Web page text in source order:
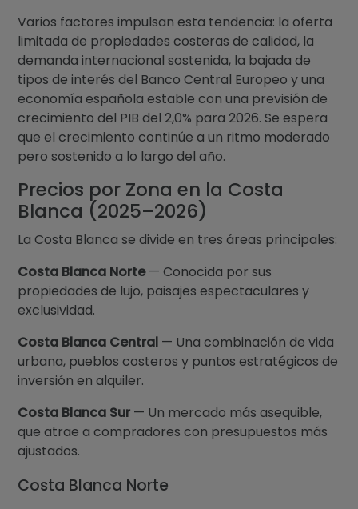
Varios factores impulsan esta tendencia: la oferta
limitada de propiedades costeras de calidad, la
demanda internacional sostenida, la bajada de
tipos de interés del Banco Central Europeo y una
economía española estable con una previsión de
crecimiento del PIB del 2,0% para 2026. Se espera
que el crecimiento continúe a un ritmo moderado
pero sostenido a lo largo del año.
Precios por Zona en la Costa
Blanca (2025–2026)
La Costa Blanca se divide en tres áreas principales:
Costa Blanca Norte— Conocida por sus
propiedades de lujo, paisajes espectaculares y
exclusividad.
Costa Blanca Central — Una combinación de vida
urbana, pueblos costeros y puntos estratégicos de
inversión en alquiler.
Costa Blanca Sur — Un mercado más asequible,
que atrae a compradores con presupuestos más
ajustados.
Costa Blanca Norte